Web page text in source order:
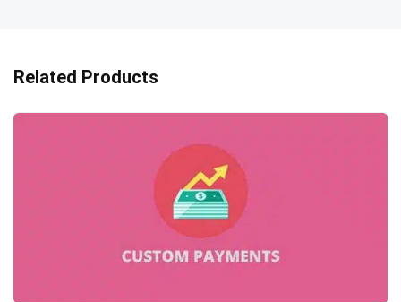
Related Products